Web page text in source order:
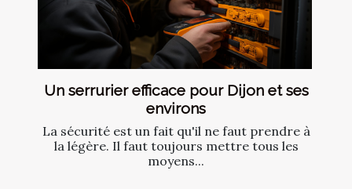
Un serrurier efficace pour Dijon et ses
environs
La sécurité est un fait qu'il ne faut prendre à
la légère. Il faut toujours mettre tous les
moyens...